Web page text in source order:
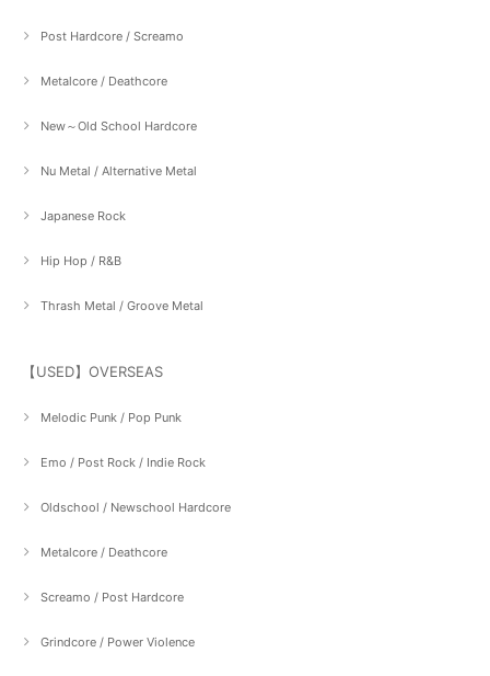
Post Hardcore / Screamo
Metalcore / Deathcore
New～Old School Hardcore
Nu Metal / Alternative Metal
Japanese Rock
Hip Hop / R&B
Thrash Metal / Groove Metal
【USED】OVERSEAS
Melodic Punk / Pop Punk
Emo / Post Rock / Indie Rock
Oldschool / Newschool Hardcore
Metalcore / Deathcore
Screamo / Post Hardcore
Grindcore / Power Violence